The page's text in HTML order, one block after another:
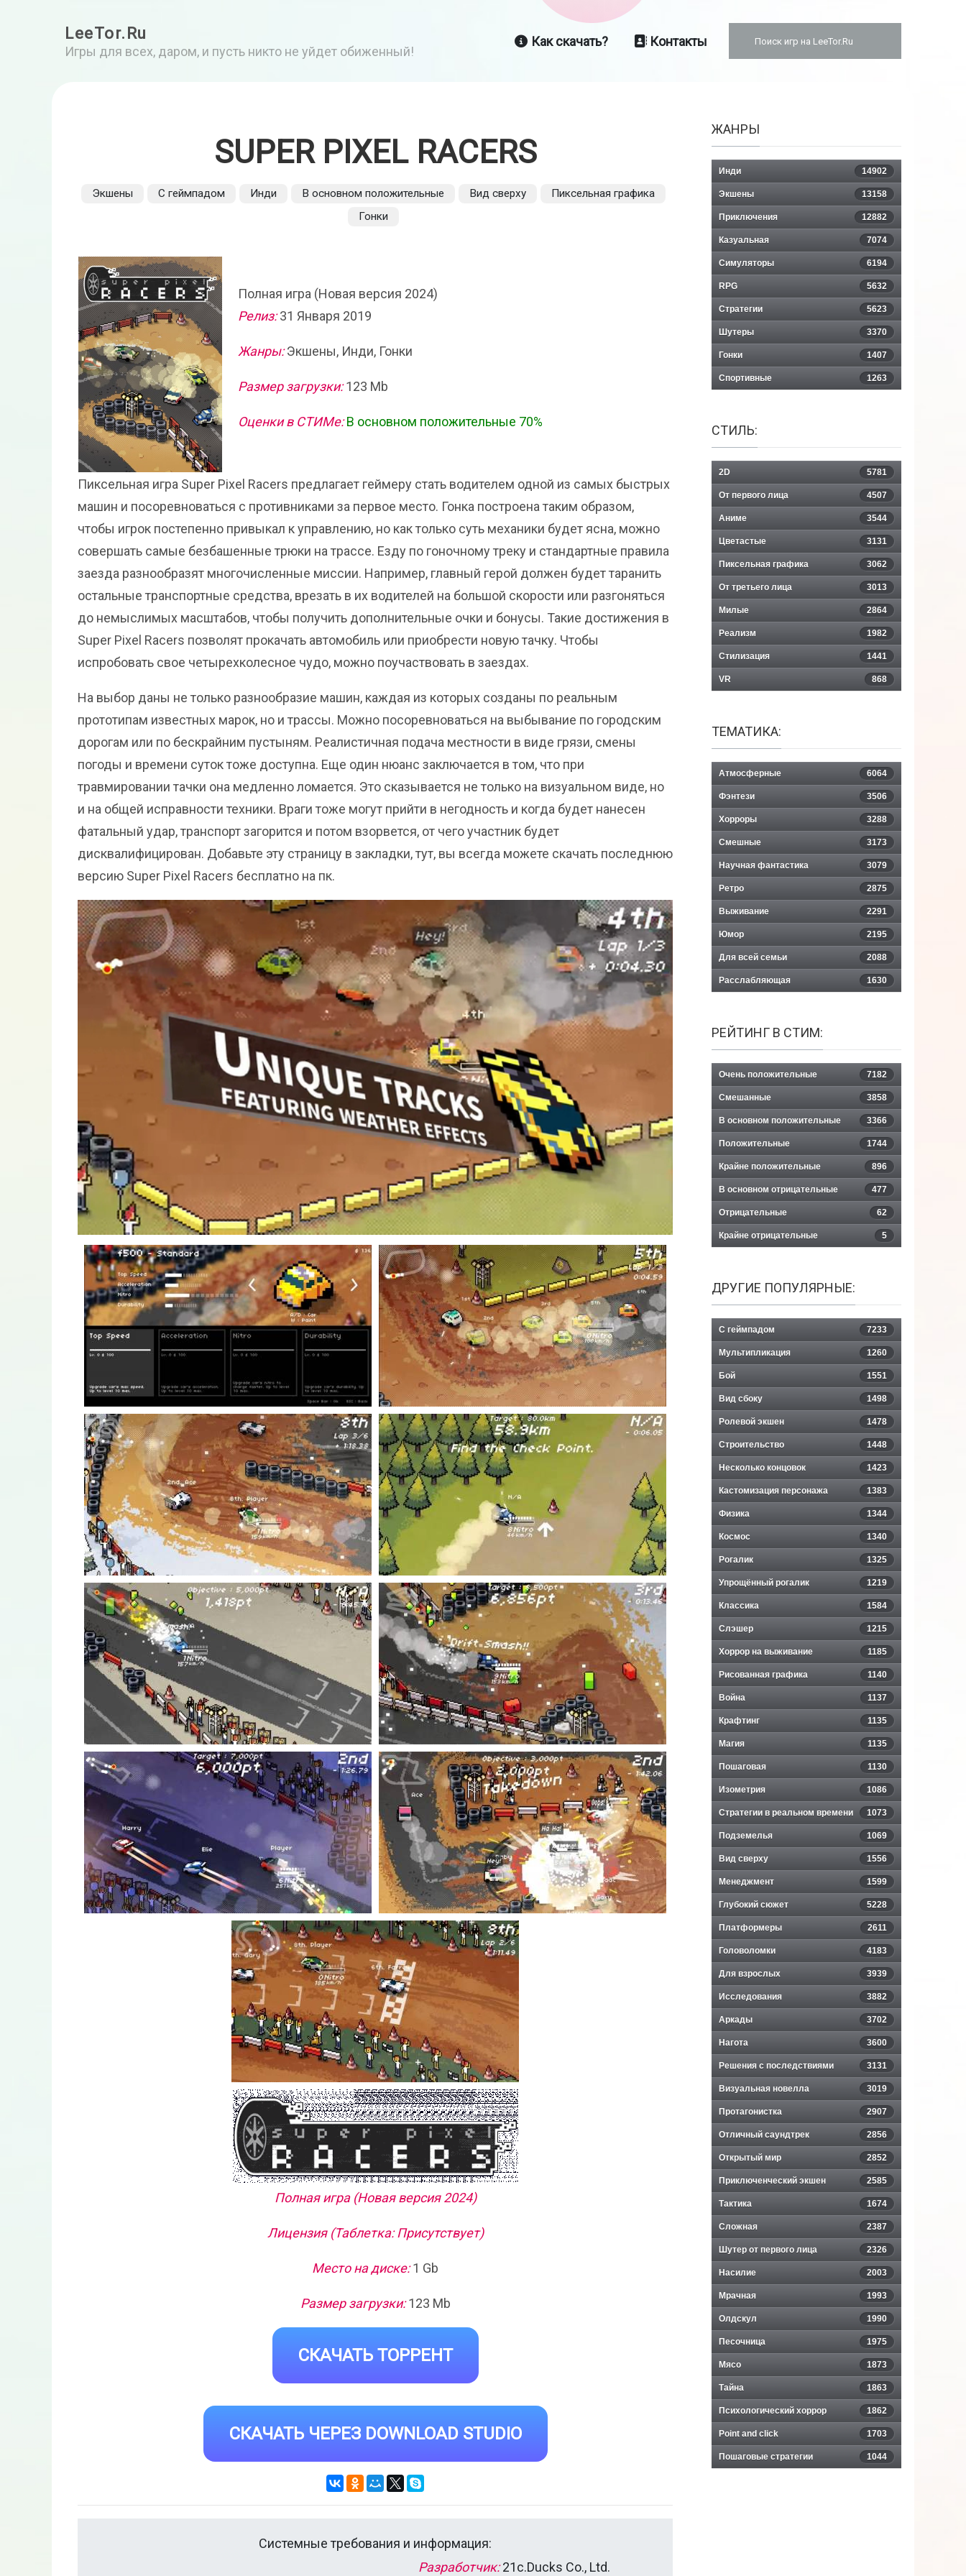
LeeTor.Ru
Игры для всех, даром, и пусть никто не уйдет обиженный!
Как скачать? Контакты
SUPER PIXEL RACERS
Экшены С геймпадом Инди В основном положительные Вид сверху
Пиксельная графика
Гонки
Полная игра (Новая версия 2024)
Релиз:31 Января 2019
Жанры:Экшены, Инди, Гонки
Размер загрузки:123 Mb
Оценки в СТИМе: В основном положительные 70%
Пиксельная игра Super Pixel Racers предлагает геймеру стать водителем одной из самых быстрых
машин и посоревноваться с противниками за первое место. Гонка построена таким образом,
чтобы игрок постепенно привыкал к управлению, но как только суть механики будет ясна, можно
совершать самые безбашенные трюки на трассе. Езду по гоночному треку и стандартные правила
заезда разнообразят многочисленные миссии. Например, главный герой должен будет таранить
остальные транспортные средства, врезать в их водителей на большой скорости или разгоняться
до немыслимых масштабов, чтобы получить дополнительные очки и бонусы. Такие достижения в
Super Pixel Racers позволят прокачать автомобиль или приобрести новую тачку. Чтобы
испробовать свое четырехколесное чудо, можно поучаствовать в заездах.
На выбор даны не только разнообразие машин, каждая из которых созданы по реальным
прототипам известных марок, но и трассы. Можно посоревноваться на выбывание по городским
дорогам или по бескрайним пустыням. Реалистичная подача местности в виде грязи, смены
погоды и времени суток тоже доступна. Еще один нюанс заключается в том, что при
травмировании тачки она медленно ломается. Это сказывается не только на визуальном виде, но
и на общей исправности техники. Враги тоже могут прийти в негодность и когда будет нанесен
фатальный удар, транспорт загорится и потом взорвется, от чего участник будет
дисквалифицирован. Добавьте эту страницу в закладки, тут, вы всегда можете скачать последнюю
версию Super Pixel Racers бесплатно на пк.
Полная игра (Новая версия 2024)
Лицензия (Таблетка: Присутствует)
Место на диске:1 Gb
Размер загрузки:123 Mb
СКАЧАТЬ ТОРРЕНТ
СКАЧАТЬ ЧЕРЕЗ DOWNLOAD STUDIO
Системные требования и информация:
Разработчик:21c.Ducks Co., Ltd.
ЖАНРЫ
Инди 14902
Экшены 13158
Приключения 12882
Казуальная 7074
Симуляторы 6194
RPG 5632
Стратегии 5623
Шутеры 3370
Гонки 1407
Спортивные 1263
СТИЛЬ:
2D 5781
От первого лица 4507
Аниме 3544
Цветастые 3131
Пиксельная графика 3062
От третьего лица 3013
Милые 2864
Реализм 1982
Стилизация 1441
VR 868
ТЕМАТИКА:
Атмосферные 6064
Фэнтези 3506
Хорроры 3288
Смешные 3173
Научная фантастика 3079
Ретро 2875
Выживание 2291
Юмор 2195
Для всей семьи 2088
Расслабляющая 1630
РЕЙТИНГ В СТИМ:
Очень положительные 7182
Смешанные 3858
В основном положительные 3366
Положительные 1744
Крайне положительные 896
В основном отрицательные 477
Отрицательные 62
Крайне отрицательные 5
ДРУГИЕ ПОПУЛЯРНЫЕ:
С геймпадом 7233
Мультипликация 1260
Бой 1551
Вид сбоку 1498
Ролевой экшен 1478
Строительство 1448
Несколько концовок 1423
Кастомизация персонажа 1383
Физика 1344
Космос 1340
Рогалик 1325
Упрощённый рогалик 1219
Классика 1584
Слэшер 1215
Хоррор на выживание 1185
Рисованная графика 1140
Война 1137
Крафтинг 1135
Магия 1135
Пошаговая 1130
Изометрия 1086
Стратегии в реальном времени 1073
Подземелья 1069
Вид сверху 1556
Менеджмент 1599
Глубокий сюжет 5228
Платформеры 2611
Головоломки 4183
Для взрослых 3939
Исследования 3882
Аркады 3702
Нагота 3600
Решения с последствиями 3131
Визуальная новелла 3019
Протагонистка 2907
Отличный саундтрек 2856
Открытый мир 2852
Приключенческий экшен 2585
Тактика 1674
Сложная 2387
Шутер от первого лица 2326
Насилие 2003
Мрачная 1993
Олдскул 1990
Песочница 1975
Мясо 1873
Тайна 1863
Психологический хоррор 1862
Point and click 1703
Пошаговые стратегии 1044